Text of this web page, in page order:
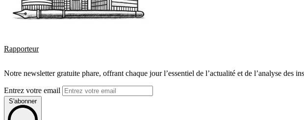
Rapporteur
Notre newsletter gratuite phare, offrant chaque jour l’essentiel de l’actualité et de l’analyse des
Entrez votre email
S'abonner